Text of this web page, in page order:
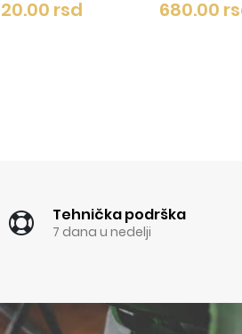
680.00 rsd
Tehnička podrška
7 dana u nedelji